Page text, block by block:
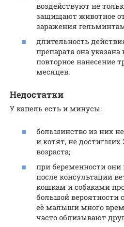
воздействуют не
защищают животное
заражения
длительность
препарата она
повторное нанесение
месяцев.
Недостатки
У капель есть и минусы:
большинство из них
и котят, не достигших
возраста;
при беременности они
после консультации
кошкам и собаками
большой
её малыши много
часто облизывают